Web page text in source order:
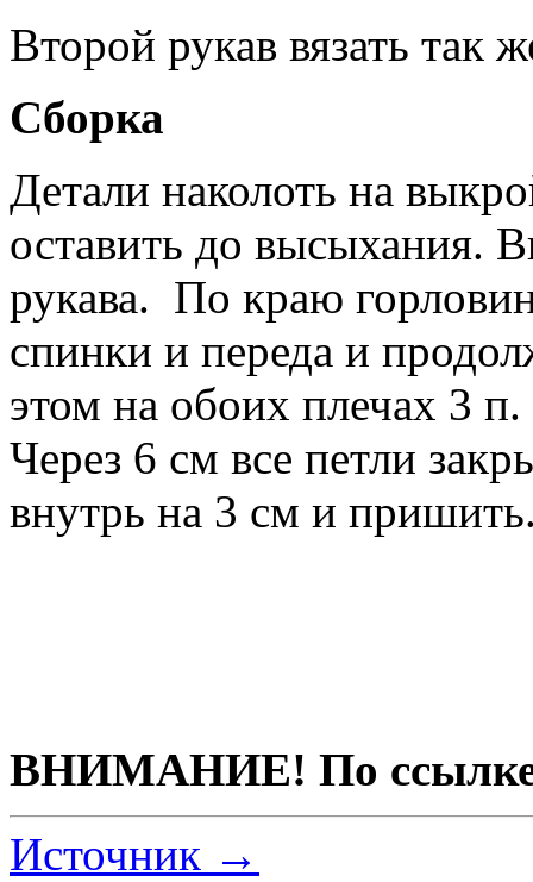
Второй рукав вязать так
Сборка
Детали наколоть на
оставить до высыхания.
рукава. По краю
спинки и переда и
этом на обоих плечах 3
Через 6 см все петли
внутрь на 3 см и
ВНИМАНИЕ! По ссылке
Источник →